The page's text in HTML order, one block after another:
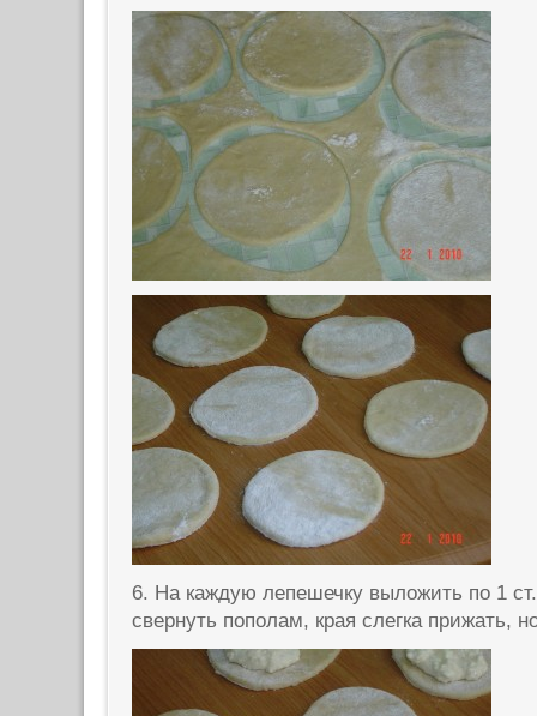
6. На каждую лепешечку выложить по 1
свернуть пополам, края слегка прижать,